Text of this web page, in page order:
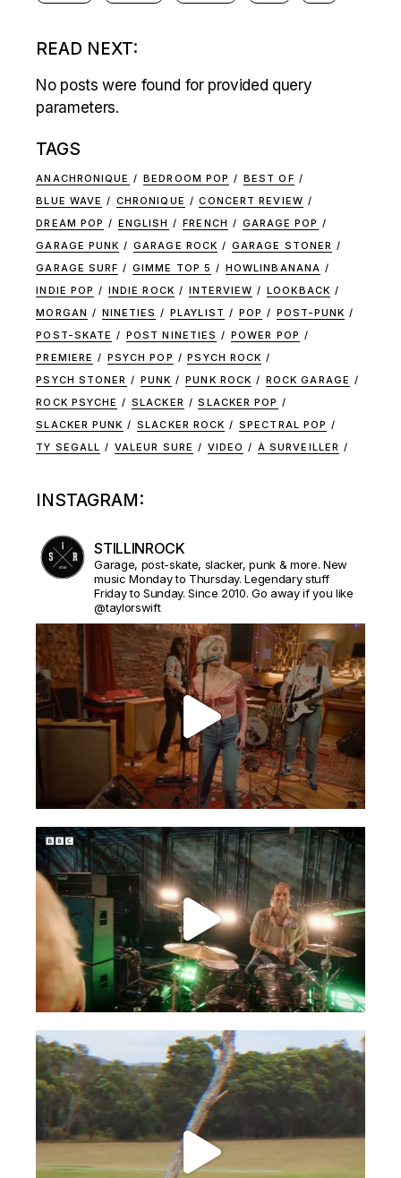
READ NEXT:
No posts were found for provided query
parameters.
TAGS
ANACHRONIQUE BEDROOM POP
BEST OF
BLUE WAVE
CHRONIQUE
CONCERT REVIEW
DREAM POP
ENGLISH FRENCH
GARAGE POP
GARAGE PUNK
GARAGE ROCK
GARAGE STONER
GARAGE SURF
GIMME TOP 5
HOWLINBANANA
INDIE POP
INDIE ROCK INTERVIEW
LOOKBACK
MORGAN
NINETIES PLAYLIST POP
POST-PUNK
POST-SKATE
POST NINETIES
POWER POP
PREMIERE
PSYCH POP
PSYCH ROCK
PSYCH STONER
PUNK PUNK ROCK
ROCK GARAGE
ROCK PSYCHE
SLACKER
SLACKER POP
SLACKER PUNK
SLACKER ROCK
SPECTRAL POP
TY SEGALL
VALEUR SURE VIDEO À SURVEILLER
INSTAGRAM:
STILLINROCK
Garage, post-skate, slacker, punk & more. New
music Monday to Thursday. Legendary stuff
Friday to Sunday. Since 2010. Go away if you like
@taylorswift